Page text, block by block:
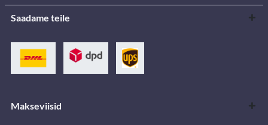
Saadame teile
Makseviisid